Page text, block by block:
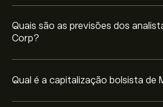
Quais são as previsões dos
Corp?
Qual é a capitalização bolsista de